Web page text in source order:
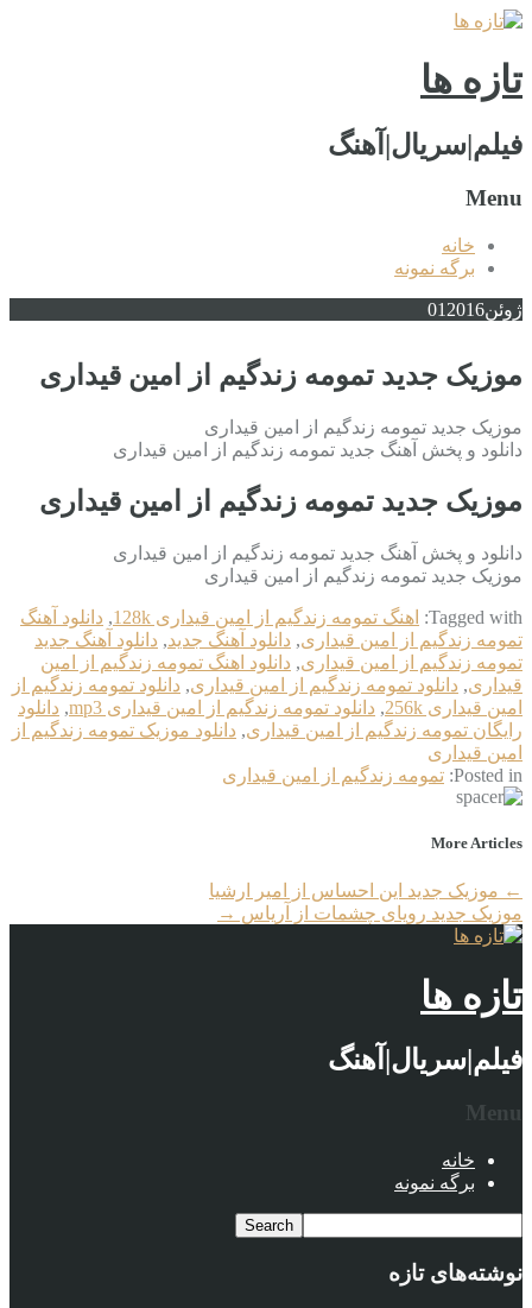
تازه ها
فیلم|سریال|آهنگ
Menu
خانه
برگه نمونه
ژوئن 01 2016
موزیک جدید تمومه زندگیم از امین قیداری
موزیک جدید تمومه زندگیم از امین قیداری
دانلود و پخش آهنگ جدید تمومه زندگیم از امین قیداری
موزیک جدید تمومه زندگیم از امین قیداری
دانلود و پخش آهنگ جدید تمومه زندگیم از امین قیداری
موزیک جدید تمومه زندگیم از امین قیداری
Tagged with: اهنگ تمومه زندگیم از امین قیداری 128k , دانلود آهنگ
تمومه زندگیم از امین قیداری, دانلود آهنگ جدید, دانلود آهنگ جدید
تمومه زندگیم از امین قیداری, دانلود اهنگ تمومه زندگیم از امین
قیداری, دانلود تمومه زندگیم از امین قیداری, دانلود تمومه زندگیم از
امین قیداری 256k
, دانلود تمومه زندگیم از امین قیداری mp3 , دانلود
رایگان تمومه زندگیم از امین قیداری, دانلود موزیک تمومه زندگیم از
امین قیداری
Posted in: تمومه زندگیم از امین قیداری
More Articles
← موزیک جدید این احساس از امیر ارشیا
موزیک جدید رویای چشمات از آریاس →
تازه ها
فیلم|سریال|آهنگ
Menu
خانه
برگه نمونه
نوشته‌های تازه